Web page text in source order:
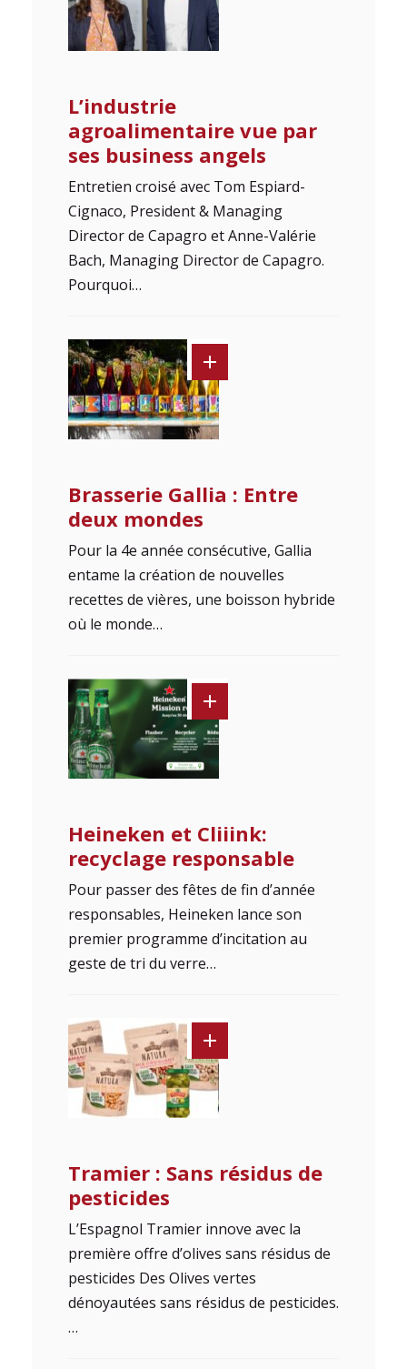
L’industrie
agroalimentaire vue par
ses business angels
Entretien croisé avec Tom Espiard-
Cignaco, President & Managing
Director de Capagro et Anne-Valérie
Bach, Managing Director de Capagro.
Pourquoi…
Brasserie Gallia : Entre
deux mondes
Pour la 4e année consécutive, Gallia
entame la création de nouvelles
recettes de vières, une boisson hybride
où le monde…
Heineken et Cliiink:
recyclage responsable
Pour passer des fêtes de fin d’année
responsables, Heineken lance son
premier programme d’incitation au
geste de tri du verre…
Tramier : Sans résidus de
pesticides
L’Espagnol Tramier innove avec la
première offre d’olives sans résidus de
pesticides Des Olives vertes
dénoyautées sans résidus de pesticides.
…